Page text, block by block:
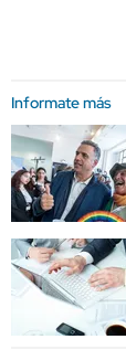
Informate más